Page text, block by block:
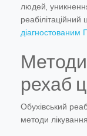
людей,
діагностованим
Методи
рехаб
Обухівський
методи